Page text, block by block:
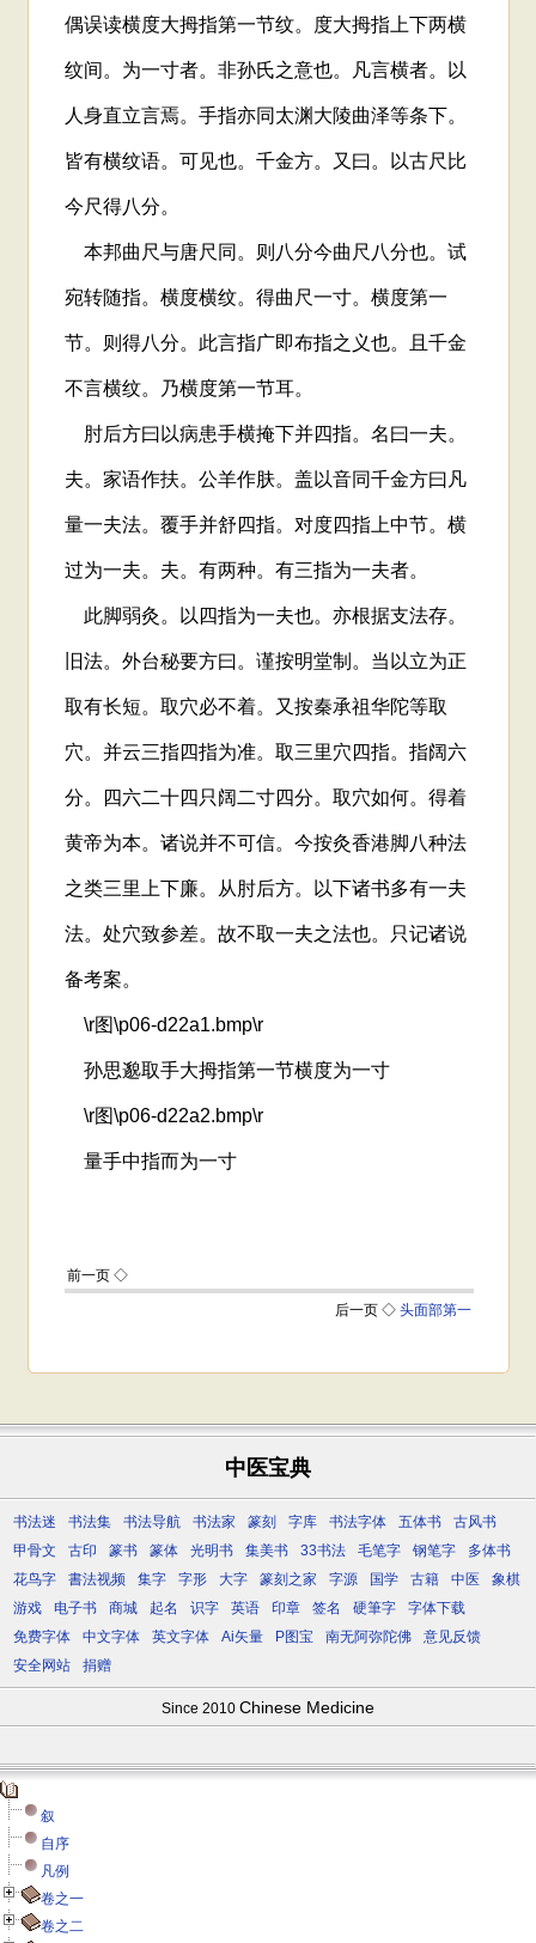
中医宝典
书法迷 书法集 书法导航 书法家 篆刻 字库 书法字体 五体书
古风书
甲骨文
古印 篆书 篆体 光明书 集美书 33书法 毛笔字 钢笔字
多体书
花鸟字
書法视频 集字 字形 大字 篆刻之家 字源 国学 古籍 中医
象棋
游戏
电子书 商城 起名 识字 英语 印章 签名 硬筆字
字体下载
免费字体
中文字体 英文字体 Ai矢量 P图宝 南无阿弥陀佛
意见反馈
安全网站
捐赠
Since 2010 Chinese Medicine
叙
自序
凡例
卷之一
卷之二